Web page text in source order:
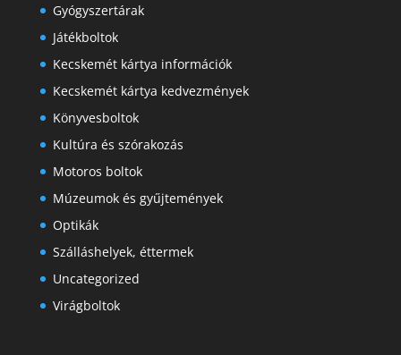
Gyógyszertárak
Játékboltok
Kecskemét kártya információk
Kecskemét kártya kedvezmények
Könyvesboltok
Kultúra és szórakozás
Motoros boltok
Múzeumok és gyűjtemények
Optikák
Szálláshelyek, éttermek
Uncategorized
Virágboltok